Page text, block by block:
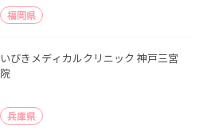
福岡県
いびきメディカルクリニック 神戸三宮
院
兵庫県